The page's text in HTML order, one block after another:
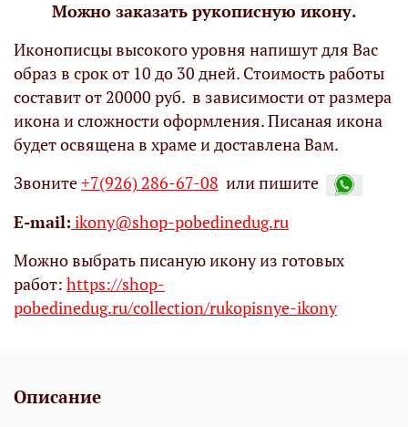
Можно заказать рукописную икону.
Иконописцы высокого уровня напишут для Вас
образ в срок от 10 до 30 дней. Стоимость работы
составит от 20000 руб. в зависимости от размера
икона и сложности оформления. Писаная икона
будет освящена в храме и доставлена Вам.
Звоните+7(926) 286-67-08 или пишите
Е-mail: ikony@shop-pobedinedug.ru
Можно выбрать писаную икону из готовых
работ: https://shop-
pobedinedug.ru/collection/rukopisnye-ikony
Описание